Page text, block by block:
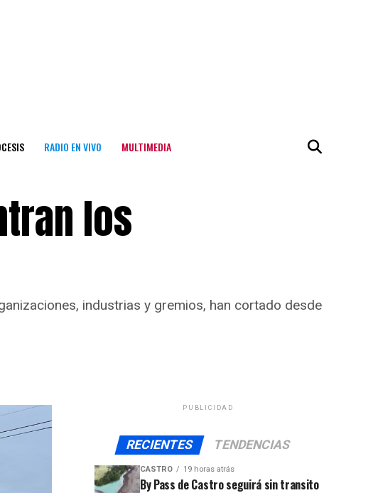
RADIO EN VIVO MULTIMEDIA
los
industrias y gremios, han cortado desde
PUBLICIDAD
RECIENTES TENDENCIAS
CASTRO 19 horas atrás
By Pass de Castro seguirá sin transito